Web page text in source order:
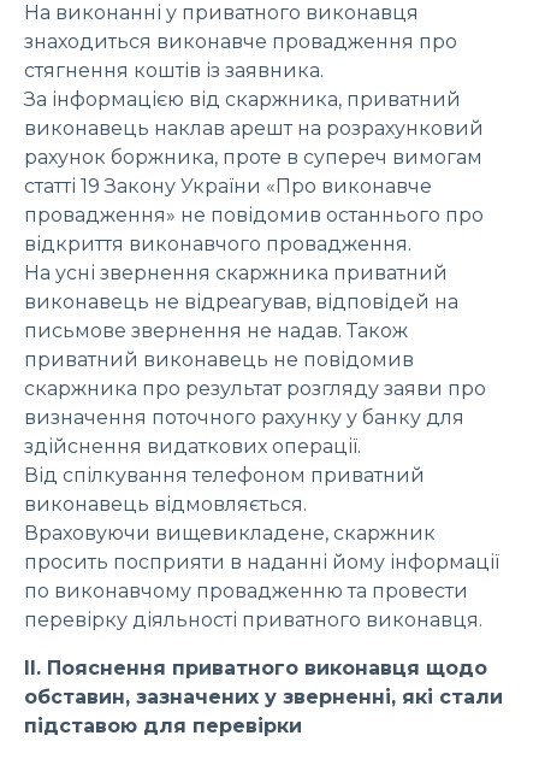
На виконанні у приватного виконавця
знаходиться виконавче провадження про
стягнення коштів із заявника.
За інформацією від скаржника, приватний
виконавець наклав арешт на розрахунковий
рахунок боржника, проте в супереч вимогам
статті 19 Закону України «Про виконавче
провадження» не повідомив останнього про
відкриття виконавчого провадження.
На усні звернення скаржника приватний
виконавець не відреагував, відповідей на
письмове звернення не надав. Також
приватний виконавець не повідомив
скаржника про результат розгляду заяви про
визначення поточного рахунку у банку для
здійснення видаткових операції.
Від спілкування телефоном приватний
виконавець відмовляється.
Враховуючи вищевикладене, скаржник
просить посприяти в наданні йому інформації
по виконавчому провадженню та провести
перевірку діяльності приватного виконавця.
ІІ. Пояснення приватного виконавця щодо
обставин, зазначених у зверненні, які стали
підставою для перевірки